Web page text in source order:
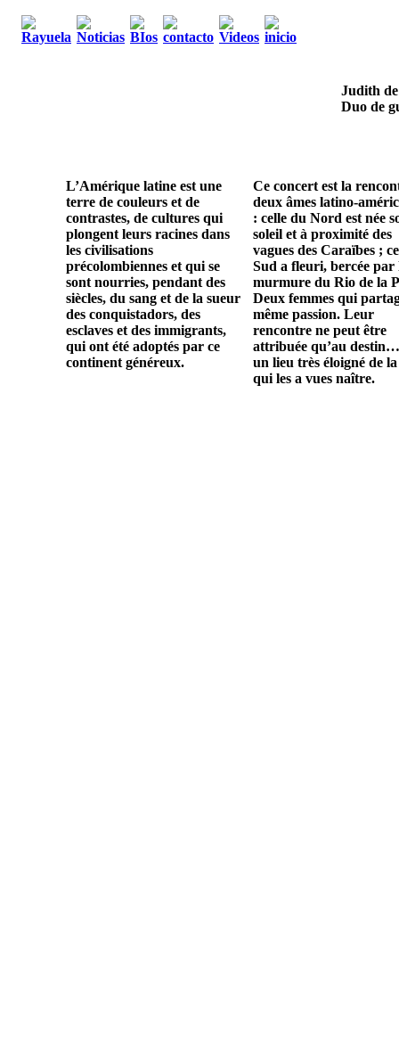
Judith
Duo de
L’Amérique latine est une
terre de couleurs et de
contrastes, de cultures qui
plongent leurs racines dans
les civilisations
précolombiennes et qui se
sont nourries, pendant des
siècles, du sang et de la sueur
des conquistadors, des
esclaves et des immigrants,
qui ont été adoptés par ce
continent généreux.
Ce concert est la
deux âmes latino-
: celle du Nord est née
soleil et à proximité des
vagues des Caraïbes ;
Sud a fleuri, bercée par
murmure du Rio de la
Deux femmes qui
même passion. Leur
rencontre ne peut être
attribuée qu’au
un lieu très éloigné de
qui les a vues naître.